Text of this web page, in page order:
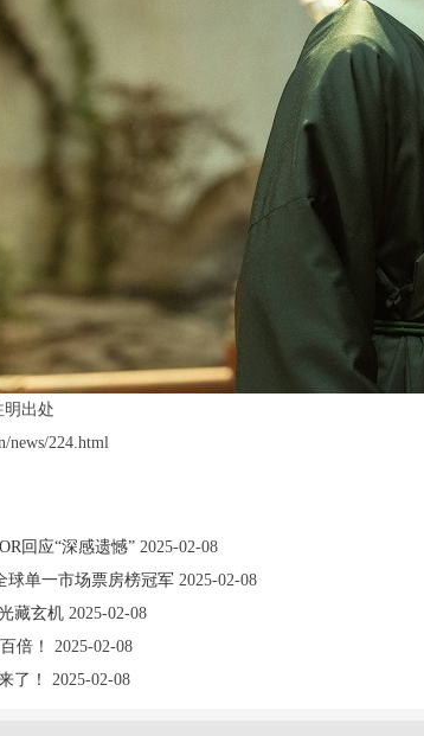
明出处
news/224.html
回应“深感遗憾” 2025-02-08
球单一市场票房榜冠军 2025-02-08
藏玄机 2025-02-08
倍！ 2025-02-08
了！ 2025-02-08